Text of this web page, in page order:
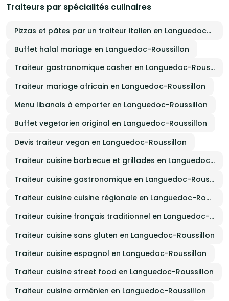
Traiteurs par spécialités culinaires
Pizzas et pâtes par un traiteur italien en Languedoc-Roussillon
Buffet halal mariage en Languedoc-Roussillon
Traiteur gastronomique casher en Languedoc-Roussillon
Traiteur mariage africain en Languedoc-Roussillon
Menu libanais à emporter en Languedoc-Roussillon
Buffet vegetarien original en Languedoc-Roussillon
Devis traiteur vegan en Languedoc-Roussillon
Traiteur cuisine barbecue et grillades en Languedoc-Roussillon
Traiteur cuisine gastronomique en Languedoc-Roussillon
Traiteur cuisine cuisine régionale en Languedoc-Roussillon
Traiteur cuisine français traditionnel en Languedoc-Roussillon
Traiteur cuisine sans gluten en Languedoc-Roussillon
Traiteur cuisine espagnol en Languedoc-Roussillon
Traiteur cuisine street food en Languedoc-Roussillon
Traiteur cuisine arménien en Languedoc-Roussillon